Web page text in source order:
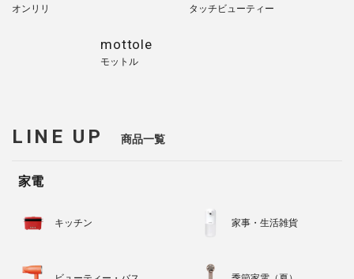
オンリリ タッチビューティー
mottole
モットル
LINE UP 商品一覧
家電
キッチン 家事・生活雑貨